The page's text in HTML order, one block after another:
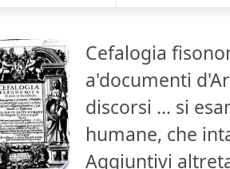
Cefalogia
a'documenti
discorsi ... si
humane, che
Aggiuntivi